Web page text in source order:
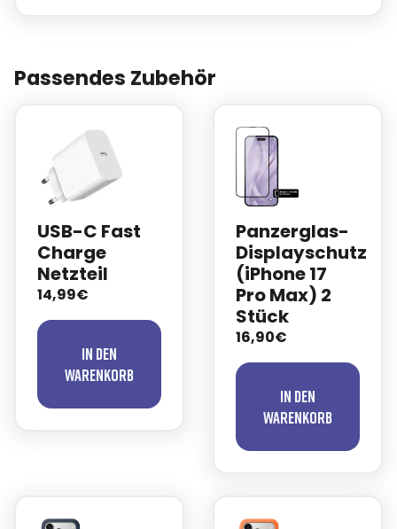
Passendes Zubehör
USB-C Fast
Charge
Netzteil
14,99€
In den
Warenkorb
Panzerglas-
Displayschutz
(iPhone 17
Pro Max) 2
Stück
16,90€
In den
Warenkorb